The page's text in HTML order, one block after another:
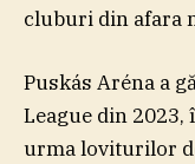
cluburi din afara
Puskás Aréna a
League din 2023,
urma loviturilor